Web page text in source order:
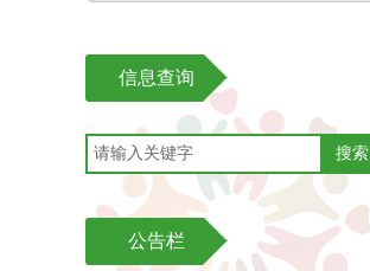
信息查询
搜索
公告栏